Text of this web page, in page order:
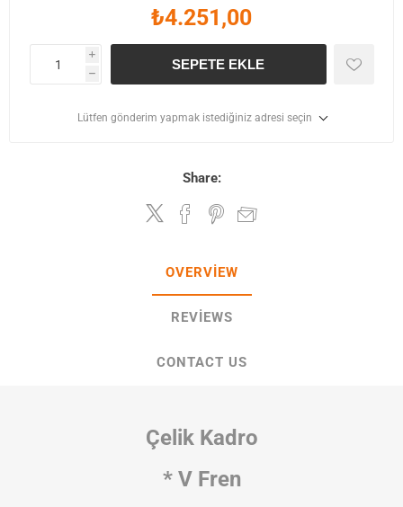
₺4.251,00
i
h
SEPETE EKLE
Lütfen gönderim yapmak istediğiniz adresi seçin
Share:
OVERVIEW
REVIEWS
CONTACT US
Çelik Kadro
* V Fren